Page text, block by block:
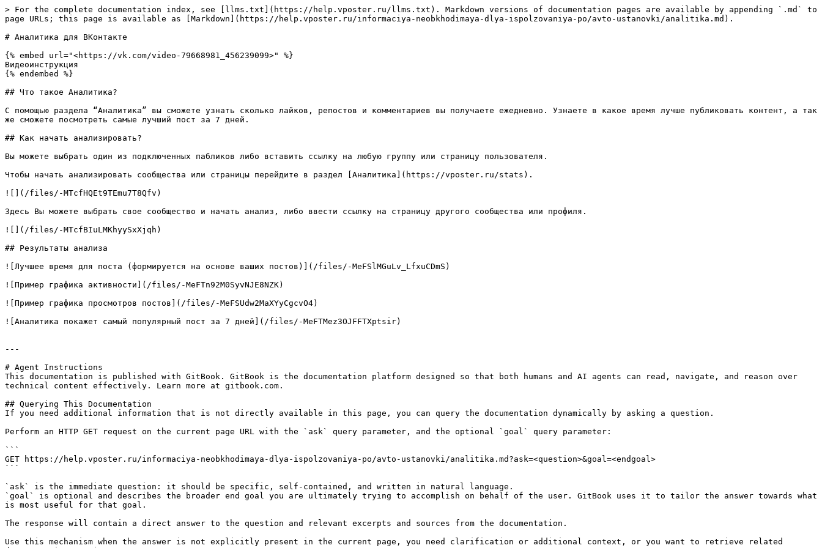
> For the complete documentation index, see [llms.txt](https://help.vposter.ru/llms.txt). Markdown versions of documentation pages are available by appending `.md` to
page URLs; this page is available as [Markdown](https://help.vposter.ru/informaciya-neobkhodimaya-dlya-ispolzovaniya-po/avto-ustanovki/analitika.md).
# Аналитика для ВКонтакте
{% embed url="<https://vk.com/video-79668981_456239099>" %}
Видеоинструкция
{% endembed %}
## Что такое Аналитика?
С помощью раздела “Аналитика” вы сможете узнать сколько лайков, репостов и комментариев вы получаете ежедневно. Узнаете в какое время лучше публиковать контент, а так
же сможете посмотреть самые лучший пост за 7 дней.
## Как начать анализировать?
Вы можете выбрать один из подключенных пабликов либо вставить ссылку на любую группу или страницу пользователя.
Чтобы начать анализировать сообщества или страницы перейдите в раздел [Аналитика](https://vposter.ru/stats).
![](/files/-MTcfHQEt9TEmu7T8Qfv)
Здесь Вы можете выбрать свое сообщество и начать анализ, либо ввести ссылку на страницу другого сообщества или профиля.
![](/files/-MTcfBIuLMKhyySxXjqh)
## Результаты анализа
![Лучшее время для поста (формируется на основе ваших постов)](/files/-MeFSlMGuLv_LfxuCDmS)
![Пример графика активности](/files/-MeFTn92M0SyvNJE8NZK)
![Пример графика просмотров постов](/files/-MeFSUdw2MaXYyCgcvO4)
![Аналитика покажет самый популярный пост за 7 дней](/files/-MeFTMez3OJFFTXptsir)
---
# Agent Instructions
This documentation is published with GitBook. GitBook is the documentation platform designed so that both humans and AI agents can read, navigate, and reason over
technical content effectively. Learn more at gitbook.com.
## Querying This Documentation
If you need additional information that is not directly available in this page, you can query the documentation dynamically by asking a question.
Perform an HTTP GET request on the current page URL with the `ask` query parameter, and the optional `goal` query parameter:
```
GET https://help.vposter.ru/informaciya-neobkhodimaya-dlya-ispolzovaniya-po/avto-ustanovki/analitika.md?ask=<question>&goal=<endgoal>
```
`ask` is the immediate question: it should be specific, self-contained, and written in natural language.
`goal` is optional and describes the broader end goal you are ultimately trying to accomplish on behalf of the user. GitBook uses it to tailor the answer towards what
is most useful for that goal.
The response will contain a direct answer to the question and relevant excerpts and sources from the documentation.
Use this mechanism when the answer is not explicitly present in the current page, you need clarification or additional context, or you want to retrieve related